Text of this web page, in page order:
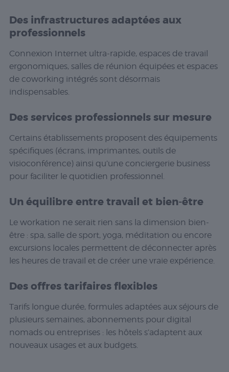
Des infrastructures adaptées aux
professionnels
Connexion Internet ultra-rapide, espaces de travail
ergonomiques, salles de réunion équipées et espaces
de coworking intégrés sont désormais
indispensables.
Des services professionnels sur mesure
Certains établissements proposent des équipements
spécifiques (écrans, imprimantes, outils de
visioconférence) ainsi qu’une conciergerie business
pour faciliter le quotidien professionnel.
Un équilibre entre travail et bien-être
Le workation ne serait rien sans la dimension bien-
être : spa, salle de sport, yoga, méditation ou encore
excursions locales permettent de déconnecter après
les heures de travail et de créer une vraie expérience.
Des offres tarifaires flexibles
Tarifs longue durée, formules adaptées aux séjours de
plusieurs semaines, abonnements pour digital
nomads ou entreprises : les hôtels s’adaptent aux
nouveaux usages et aux budgets.